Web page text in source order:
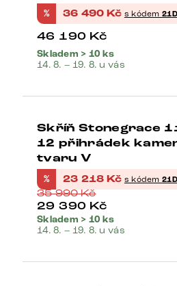
% 36 490 Kč s kódem
46 190 Kč
Skladem > 10 ks
14. 8. – 19. 8. u vás
Skříň Stonegrace
12 přihrádek
tvaru V
% 23 218 Kč s kódem
35 990Kč
29 390 Kč
Skladem > 10 ks
14. 8. – 19. 8. u vás